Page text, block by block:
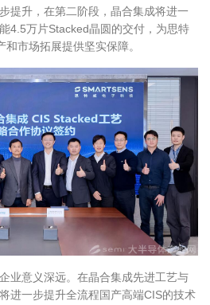
提升，在第二阶段，晶合集成将进一
4.5万片Stacked晶圆的交付，为思特
和市场拓展提供坚实保障。
业意义深远。在晶合集成先进工艺与
进一步提升全流程国产高端CIS的技术